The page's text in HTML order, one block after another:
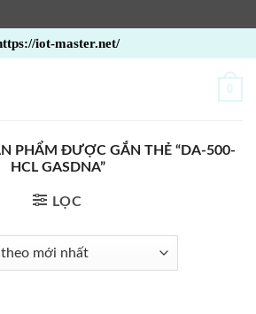
iot-master.net/
0
PHẨM ĐƯỢC GẮN THẺ “DA-500-
HCL GASDNA”
LỌC